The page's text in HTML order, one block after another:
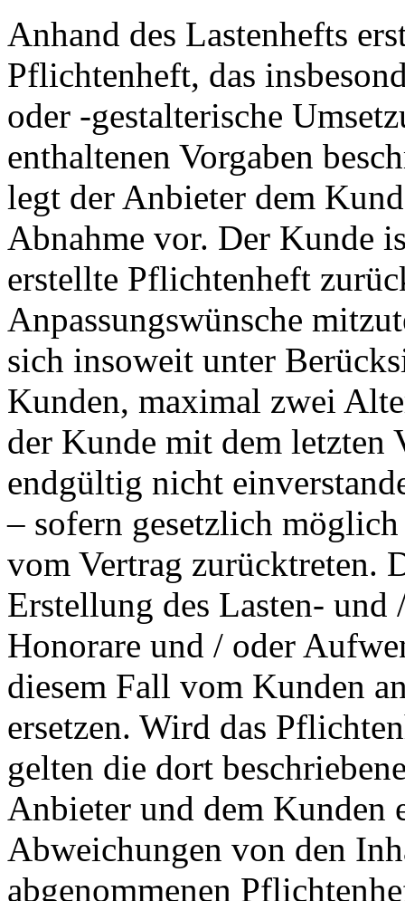
Anhand des Lastenhefts
Pflichtenheft, das
oder -gestalterische
enthaltenen Vorgaben
legt der Anbieter dem
Abnahme vor. Der Kunde
erstellte Pflichtenheft
Anpassungswünsche
sich insoweit unter
Kunden, maximal zwei
der Kunde mit dem letzten
endgültig nicht
– sofern gesetzlich
vom Vertrag zurücktreten.
Erstellung des Lasten- und
Honorare und / oder
diesem Fall vom Kunden
ersetzen. Wird das
gelten die dort
Anbieter und dem Kunden
Abweichungen von den
abgenommenen